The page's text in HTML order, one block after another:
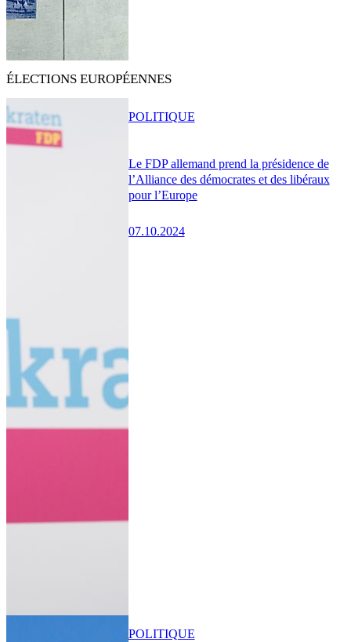
ÉLECTIONS EUROPÉENNES
Le FDP allemand prend la présidence de
l’Alliance des démocrates et des libéraux
pour l’Europe
07.10.2024
POLITIQUE
POLITIQUE